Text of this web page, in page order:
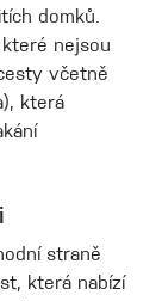
domků.
nejsou
včetně
která
straně
která nabízí